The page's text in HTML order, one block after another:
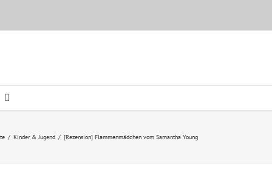
/ Kinder & Jugend / [Rezension] Flammenmädchen vom Samantha Young